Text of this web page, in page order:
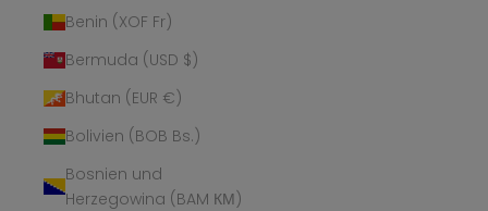
Benin (XOF Fr)
Bermuda (USD $)
Bhutan (EUR €)
Bolivien (BOB Bs.)
Bosnien und
Herzegowina (BAM КМ)